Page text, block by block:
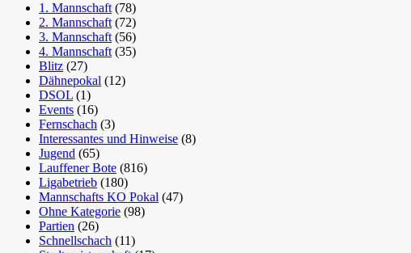
1. Mannschaft (78)
2. Mannschaft (72)
3. Mannschaft (56)
4. Mannschaft (35)
Blitz (27)
Dähnepokal (12)
DSOL (1)
Events (16)
Fernschach (3)
Interessantes und Hinweise (8)
Jugend (65)
Lauffener Bote (816)
Ligabetrieb (180)
Mannschafts KO Pokal (47)
Ohne Kategorie (98)
Partien (26)
Schnellschach (11)